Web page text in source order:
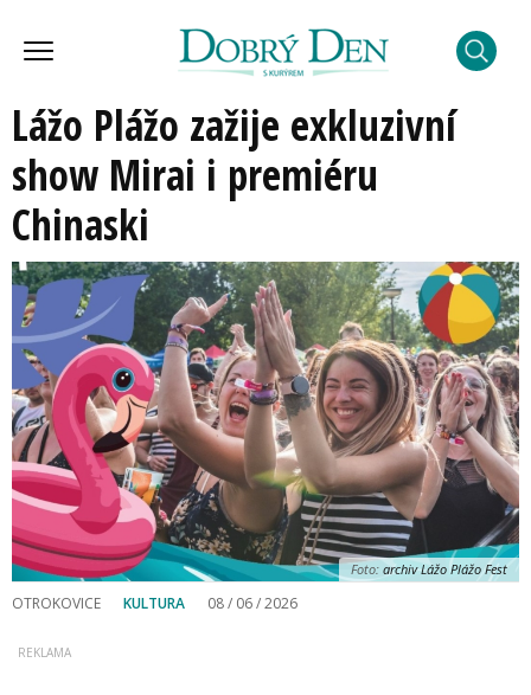
Lážo Plážo zažije exkluzivní
show Mirai i premiéru
Chinaski
Foto: archiv Lážo Plážo Fest
OTROKOVICE KULTURA 08 / 06 / 2026